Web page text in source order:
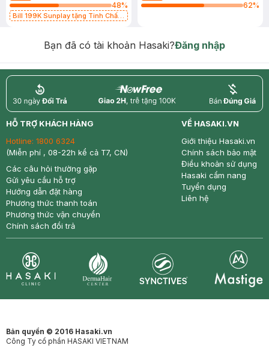
48%
Bill 199K Sunplay tặng Tinh Chất
62%
Bạn đã có tài khoản Hasaki?Đăng nhập
return nowfree price
HỖ TRỢ KHÁCH HÀNG
Hotline: 1800 6324
(Miễn phí , 08-22h kể cả T7, CN)
Các câu hỏi thường gặp
Gửi yêu cầu hỗ trợ
Hướng dẫn đặt hàng
Phương thức thanh toán
Phương thức vận chuyển
Chính sách đổi trả
VỀ HASAKI.VN
Giới thiệu Hasaki.vn
Chính sách bảo mật
Điều khoản sử dụng
Hasaki cẩm nang
Tuyển dụng
Liên hệ
Bản quyền © 2016 Hasaki.vn
Công Ty cổ phần HASAKI VIETNAM